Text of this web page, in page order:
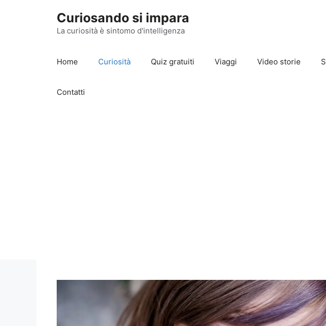
Curiosando si impara
La curiosità è sintomo d'intelligenza
Home Curiosità Quiz gratuiti Viaggi Video storie
Contatti